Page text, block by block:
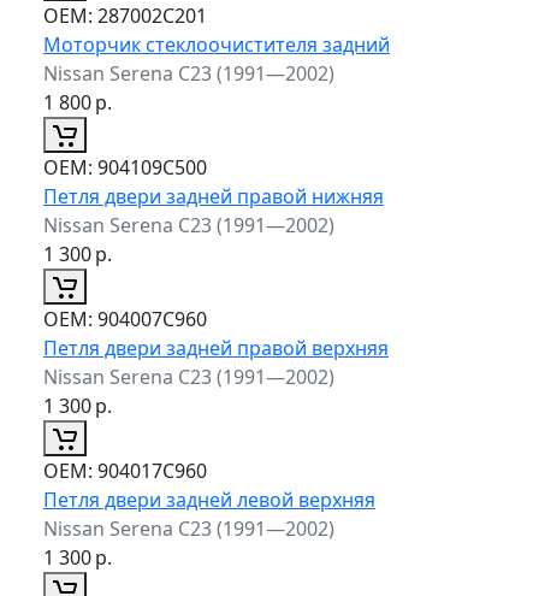
ОЕМ: 287002C201
Моторчик стеклоочистителя задний
Nissan Serena C23 (1991—2002)
1 800р.
ОЕМ: 904109C500
Петля двери задней правой нижняя
Nissan Serena C23 (1991—2002)
1 300р.
ОЕМ: 904007C960
Петля двери задней правой верхняя
Nissan Serena C23 (1991—2002)
1 300р.
ОЕМ: 904017C960
Петля двери задней левой верхняя
Nissan Serena C23 (1991—2002)
1 300р.